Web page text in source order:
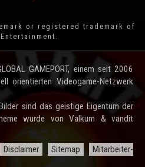
or registered trademark of
GAMEPORT, einem seit 2006
orientierten Videogame-Netzwerk
sind das geistige Eigentum der
wurde von Valkum & vandit
Disclaimer Sitemap
Mitarbeiter-